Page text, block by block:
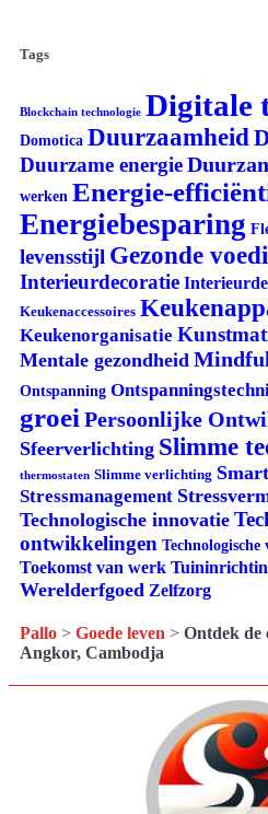
Tags
Blockchain technologie Digitale
Domotica Duurzaamheid
Duurzame energie
werken Energie-
Energiebesparing
levensstijl Gezonde
Interieurdecoratie
Keukenaccessoires
Keukenorganisatie
Mentale gezondheid
Ontspanning
groei Persoonlijke
Sfeerverlichting Slimme
thermostaten Slimme verlichting
Stressmanagement
Technologische innovatie
ontwikkelingen
Toekomst van werk
Werelderfgoed Zelfzorg
Pallo > Goede leven > Ontdek de
Angkor, Cambodja